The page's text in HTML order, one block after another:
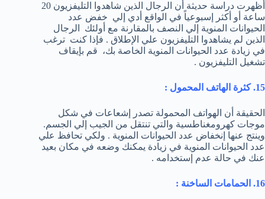
أظهرت دراسة حديثة أن الرجال الذين شاهدوا التليفزيون 20
ساعة أو أكثر إسبوعياً في الواقع أدي إلي خفض عدد
الحيوانات المنوية إلي النصف بالمقارنة مع أولئك الرجال
الذين لم يشاهدوا التليفزيون علي الإطلاق . فإذا كنت ترغب
في زيادة عدد الحيوانات المنوية الخاصة بك، قم بإيقاف
تشغيل التليفزيون .
15. كثرة الهاتف المحمول :
الحقيقة أن الهواتف المحمولة تصدر إشعاعات في شكل
موجات كهرومغناطسية والتي تنتقل من الجيب إلي الجسم.
وينتج عنها إنخفاض عدد الحيوانات المنوية . ولكي تحافظ علي
عدد الحيوانات المنوية في زيادة يمكنك وضعه في مكان بعيد
عنك في حالة عدم إستخدامه .
16. الحمامات الساخنة :